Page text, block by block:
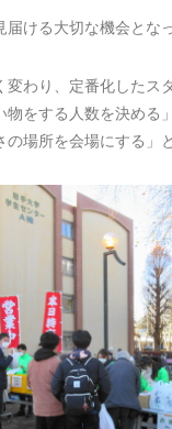
ける大切な機会とな
変わり、定番化したス
物をする人数を決める
の場所を会場にする」